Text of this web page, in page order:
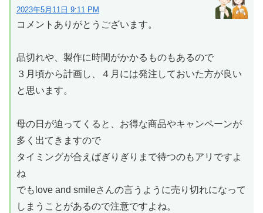
2023年5月11日 9:11 PM
コメントありがとうございます。
品切れや、製作に時間がかかるものもあるので
３月頃から計画し、４月には発注しておいた方が良い
と思います。
母の日が迫ってくると、お得な商品やキャンペーンが
多く出てきますので
タイミングが合えばぎりぎりまで待つのもアリですよ
ね
でもlove and smileさんの言うように売り切れになって
しまうことがあるので注意ですよね。